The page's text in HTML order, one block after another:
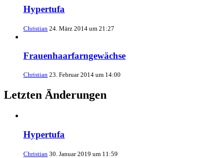
Hypertufa
Christian 24. März 2014 um 21:27
Frauenhaarfarngewächse
Christian 23. Februar 2014 um 14:00
Letzten Änderungen
Hypertufa
Christian 30. Januar 2019 um 11:59